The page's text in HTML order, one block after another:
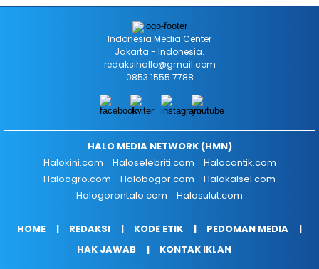
Indonesia Media Center
Jakarta - Indonesia.
redaksihallo@gmail.com
0853 1555 7788
HALO MEDIA NETWORK (HMN)
Halokini.com
Haloselebriti.com
Halocantik.com
Haloagro.com
Halobogor.com
Halokalsel.com
Halogorontalo.com
Halosulut.com
HOME REDAKSI KODE ETIK
PEDOMAN MEDIA
HAK JAWAB
KONTAK IKLAN